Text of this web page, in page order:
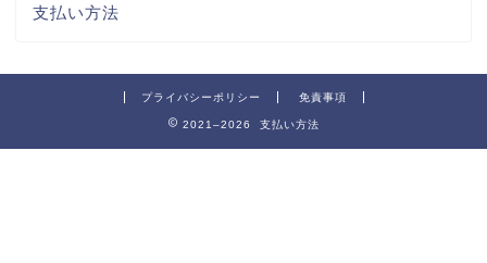
支払い方法
プライバシーポリシー 免責事項
2021–2026 支払い方法